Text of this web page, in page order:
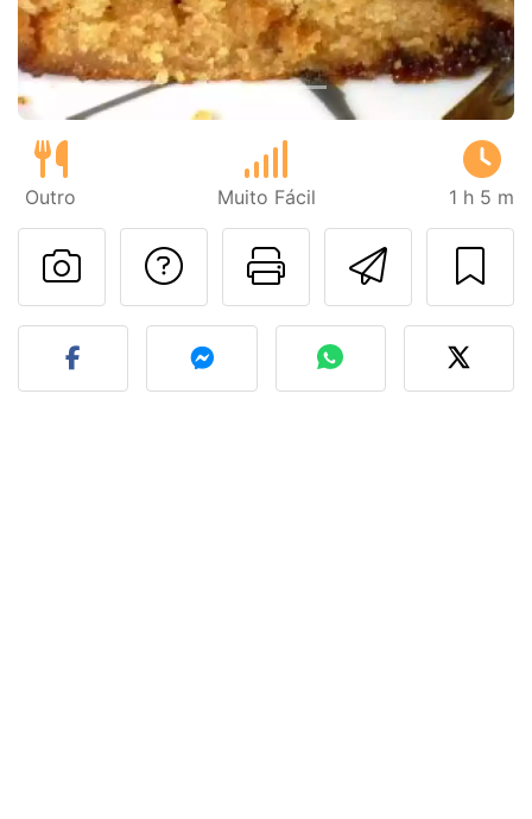
Outro Muito Fácil 1 h 5 m
Imprima
Falar com o autor
Fez esta receita?